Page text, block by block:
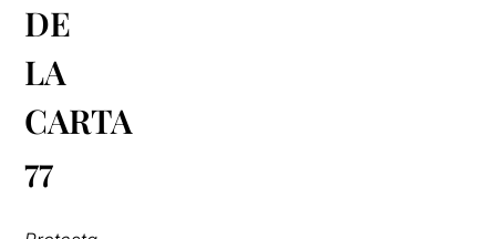
DE
LA
CARTA
77